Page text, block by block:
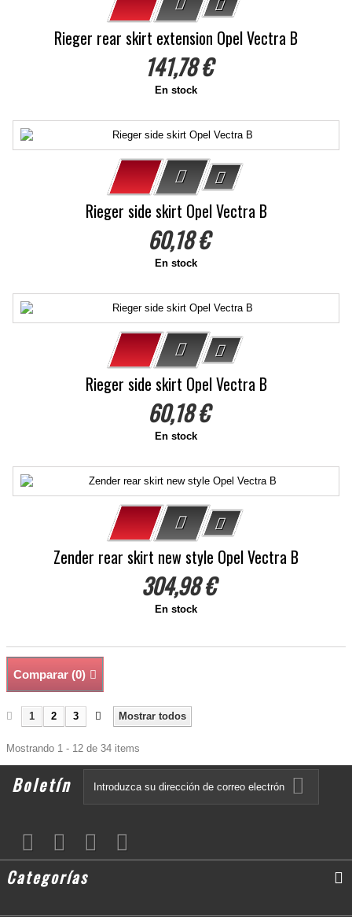
Rieger rear skirt extension Opel Vectra B
141,78 €
En stock
Rieger side skirt Opel Vectra B
60,18 €
En stock
Rieger side skirt Opel Vectra B
60,18 €
En stock
Zender rear skirt new style Opel Vectra B
304,98 €
En stock
Comparar (0)
Mostrar todos
1 2 3
Mostrando 1 - 12 de 34 items
Boletín
Categorías